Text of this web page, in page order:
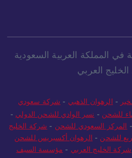
في المملكة العربية السعودية
العربي
- الرهوان الذهبي - شركة سعودي
للشحن - نسر الوادي للشحن الدولي -
- المركز السعودي للشحن - شركة الخليج
للشحن - الرهوان أكسبريس للشحن
شركة الخليج العربي - مؤسسة السيف